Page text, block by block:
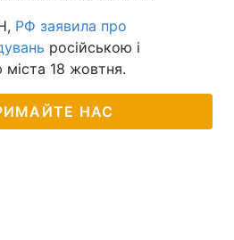
РФ заявила про
російською і
міста 18 жовтня.
НАС